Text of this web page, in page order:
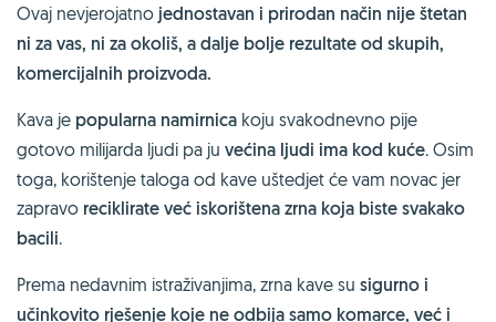
Ovaj nevjerojatno jednostavan i prirodan način nije štetan
ni za vas, ni za okoliš, a dalje bolje rezultate od skupih,
komercijalnih proizvoda.
Kava je popularna namirnica koju svakodnevno pije
gotovo milijarda ljudi pa ju većina ljudi ima kod kuće. Osim
toga, korištenje taloga od kave uštedjet će vam novac jer
zapravo reciklirate već iskorištena zrna koja biste svakako
bacili.
Prema nedavnim istraživanjima, zrna kave su sigurno i
učinkovito rješenje koje ne odbija samo komarce, već i